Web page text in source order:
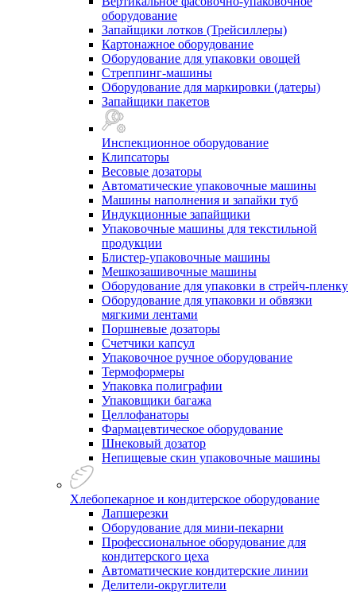
оборудование
Запайщики лотков (Трейсиллеры)
Картонажное оборудование
Оборудование для упаковки овощей
Стреппинг-машины
Оборудование для маркировки (датеры)
Запайщики пакетов
Инспекционное оборудование
Клипсаторы
Весовые дозаторы
Автоматические упаковочные машины
Машины наполнения и запайки туб
Индукционные запайщики
Упаковочные машины для текстильной
продукции
Блистер-упаковочные машины
Мешкозашивочные машины
Оборудование для упаковки в стрейч-пленку
Оборудование для упаковки и обвязки
мягкими лентами
Поршневые дозаторы
Счетчики капсул
Упаковочное ручное оборудование
Термоформеры
Упаковка полиграфии
Упаковщики багажа
Целлофанаторы
Фармацевтическое оборудование
Шнековый дозатор
Непищевые скин упаковочные машины
Хлебопекарное и кондитерское оборудование
Лапшерезки
Оборудование для мини-пекарни
Профессиональное оборудование для
кондитерского цеха
Автоматические кондитерские линии
Делители-округлители